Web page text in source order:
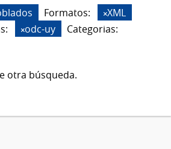
Formatos:
XML
odc-uy
Categorias:
otra búsqueda.